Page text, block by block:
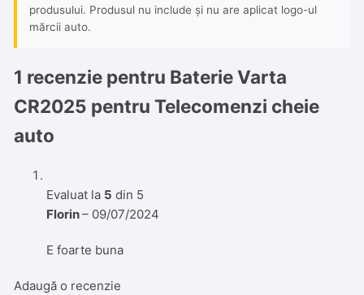
produsului. Produsul nu include și nu are aplicat logo-ul
mărcii auto.
1 recenzie pentru Baterie Varta
CR2025 pentru Telecomenzi cheie
auto
Evaluat la 5 din 5
Florin– 09/07/2024
E foarte buna
Adaugă o recenzie